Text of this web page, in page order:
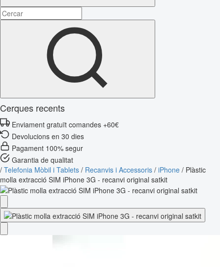
Cerques recents
Enviament gratuït comandes +60€
Devolucions en 30 dies
Pagament 100% segur
Garantia de qualitat
/ Telefonia Mòbil i Tablets / Recanvis i Accessoris / iPhone / Plàstic
molla extracció SIM iPhone 3G - recanvi original satkit